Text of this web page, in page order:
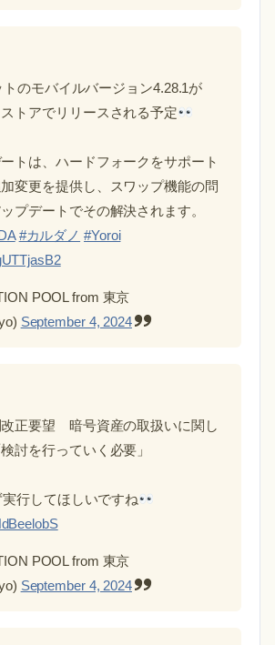
トのモバイルバージョン4.28.1が
トアでリリースされる予定
トは、ハードフォークをサポート
変更を提供し、スワップ機能の問
プデートでその解決されます。
#カルダノ #Yoroi
POOL from 東京
September 4, 2024
正要望 暗号資産の取扱いに関し
討を行っていく必要」
行してほしいですね
POOL from 東京
September 4, 2024